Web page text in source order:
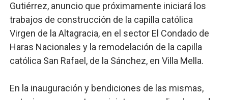
Gutiérrez, anuncio que próximamente iniciará los
trabajos de construcción de la capilla católica
Virgen de la Altagracia, en el sector El Condado de
Haras Nacionales y la remodelación de la capilla
católica San Rafael, de la Sánchez, en Villa Mella.
En la inauguración y bendiciones de las mismas,